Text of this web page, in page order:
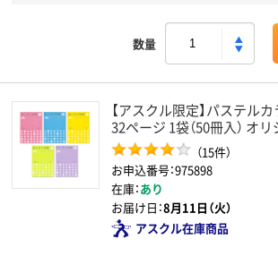
数量
【アスクル限定】パステル
32ページ 1袋（50冊入） オ
（15件）
お申込番号：975898
在庫：あり
お届け日：8月11日（火）
アスクル在庫商品